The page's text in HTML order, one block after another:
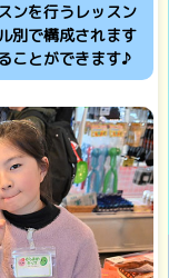
ンを行うレッスン
別で構成されます
ことができます♪